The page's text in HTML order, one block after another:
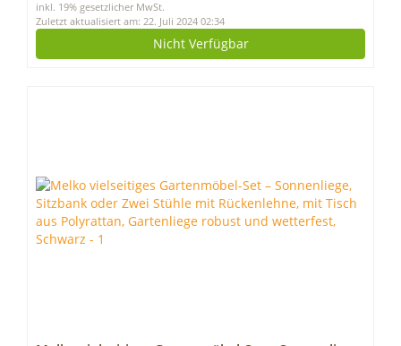
(Schwarz)
inkl. 19% gesetzlicher MwSt.
Zuletzt aktualisiert am: 22. Juli 2024 02:34
Nicht Verfügbar